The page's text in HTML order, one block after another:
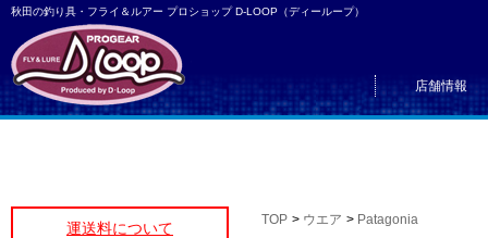
秋田の釣り具・フライ＆ルアー プロショップ D-LOOP（ディーループ）
店舗情報
TOP > ウエア > Patagonia
運送料について